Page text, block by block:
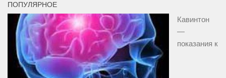
ПОПУЛЯРНОЕ
Кавинтон
—
показания к